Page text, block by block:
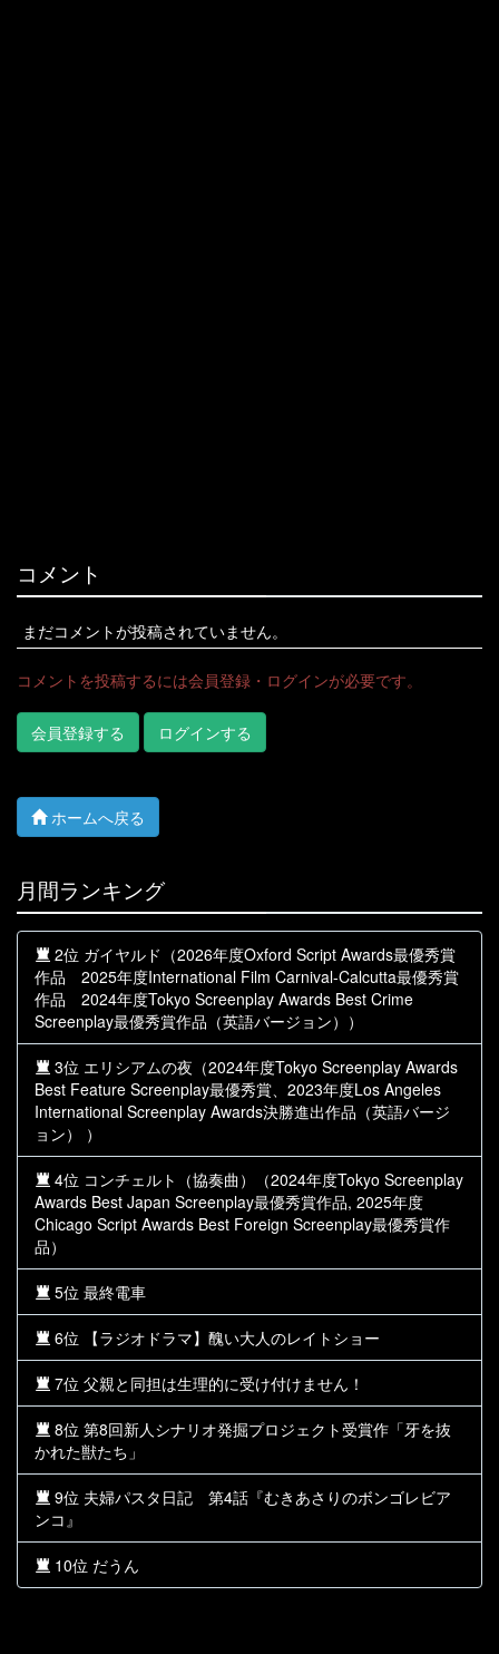
コメント
まだコメントが投稿されていません。
コメントを投稿するには会員登録・ログインが必要です。
会員登録する ログインする
ホームへ戻る
月間ランキング
2位 ガイヤルド（2026年度Oxford Script Awards最優秀賞
作品 2025年度International Film Carnival-Calcutta最優秀賞
作品 2024年度Tokyo Screenplay Awards Best Crime
Screenplay最優秀賞作品（英語バージョン））
3位 エリシアムの夜（2024年度Tokyo Screenplay Awards
Best Feature Screenplay最優秀賞、2023年度Los Angeles
International Screenplay Awards決勝進出作品（英語バージ
ョン） ）
4位 コンチェルト（協奏曲）（2024年度Tokyo Screenplay
Awards Best Japan Screenplay最優秀賞作品, 2025年度
Chicago Script Awards Best Foreign Screenplay最優秀賞作
品）
5位 最終電車
6位 【ラジオドラマ】醜い大人のレイトショー
7位 父親と同担は生理的に受け付けません！
8位 第8回新人シナリオ発掘プロジェクト受賞作「牙を抜
かれた獣たち」
9位 夫婦パスタ日記 第4話『むきあさりのボンゴレビア
ンコ』
10位 だうん